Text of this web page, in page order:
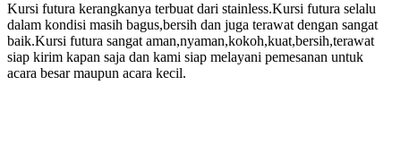
Kursi futura kerangkanya terbuat dari stainless.Kursi futura selalu
dalam kondisi masih bagus,bersih dan juga terawat dengan sangat
baik.Kursi futura sangat aman,nyaman,kokoh,kuat,bersih,terawat
siap kirim kapan saja dan kami siap melayani pemesanan untuk
acara besar maupun acara kecil.